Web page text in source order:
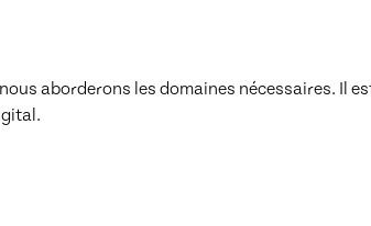
aborderons les domaines nécessaires. Il